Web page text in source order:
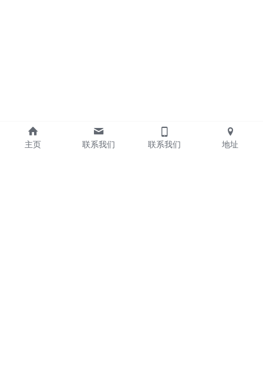
主页 联系我们 联系我们 地址